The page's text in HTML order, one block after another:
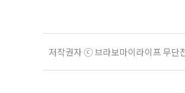
저작권자 ⓒ 브라보마이라이프 무단